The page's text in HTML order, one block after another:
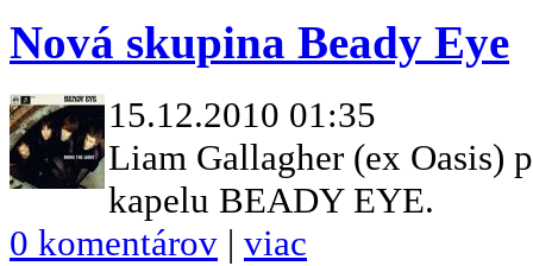
Nová skupina Beady Eye
15.12.2010 01:35
Liam Gallagher (ex Oasis)
kapelu BEADY EYE.
0 komentárov | viac